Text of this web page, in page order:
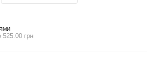
525.00 грн